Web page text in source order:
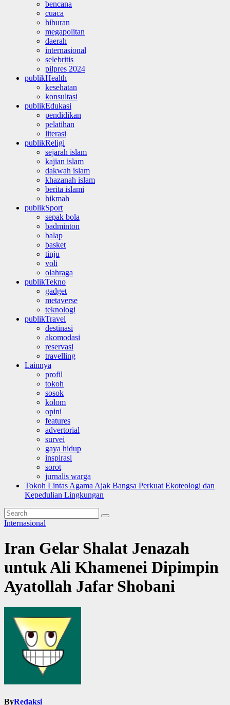
bencana
cuaca
hiburan
megapolitan
daerah
internasional
selebritis
pilpres 2024
publikHealth
kesehatan
konsultasi
publikEdukasi
pendidikan
pelatihan
literasi
publikReligi
sejarah islam
kajian islam
dakwah islam
khazanah islam
berita islami
hikmah
publikSport
sepak bola
badminton
balap
basket
tinju
voli
olahraga
publikTekno
gadget
metaverse
teknologi
publikTravel
destinasi
akomodasi
reservasi
travelling
Lainnya
profil
tokoh
sosok
kolom
opini
features
advertorial
survei
gaya hidup
inspirasi
sorot
jurnalis warga
Tokoh Lintas Agama Ajak Bangsa Perkuat Ekoteologi dan
Kepedulian Lingkungan
Internasional
Iran Gelar Shalat Jenazah
untuk Ali Khamenei Dipimpin
Ayatollah Jafar Shobani
ByRedaksi